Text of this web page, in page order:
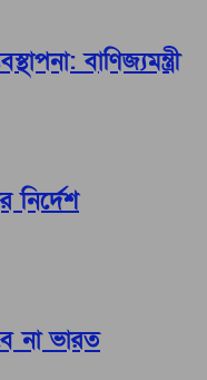
বাণিজ্যমন্ত্রী
নির্দেশ
না ভারত